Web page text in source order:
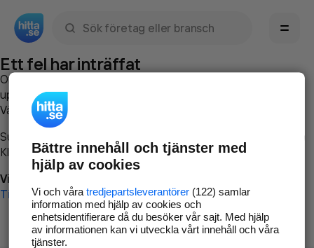
Ett fel har inträffat
Om du vill kan du
uppstod så att vi lättare och snabbare kan avhjälpa det.
Vänligen försök med följande:
Surfa till
Klicka påTillbaka-knappen i webbläsaren och försök igen
Vi beklagar besväret!
Till startsidan
Bättre innehåll och tjänster med
hjälp av cookies
Vi och våra tredjepartsleverantörer(122) samlar
information med hjälp av cookies och
enhetsidentifierare då du besöker vår sajt. Med hjälp
av informationen kan vi utveckla vårt innehåll och våra
tjänster.